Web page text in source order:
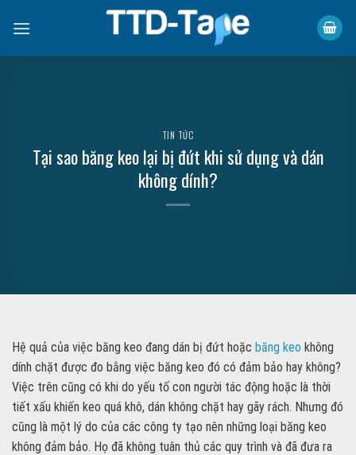
TIN TỨC
Tại sao băng keo lại bị đứt khi sử dụng và dán
không dính?
Hệ quả của việc băng keo đang dán bị đứt hoặc băng keo không
dính chặt được đo bằng việc băng keo đó có đảm bảo hay không?
Việc trên cũng có khi do yếu tố con người tác động hoặc là thời
tiết xấu khiến keo quá khô, dán không chặt hay gãy rách. Nhưng đó
cũng là một lý do của các công ty tạo nên những loại băng keo
không đảm bảo. Họ đã không tuân thủ các quy trình và đã đưa ra